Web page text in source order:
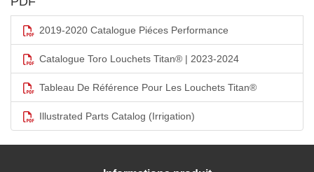
2019-2020 Catalogue Piéces Performance
Catalogue Toro Louchets Titan® | 2023-2024
Tableau De Référence Pour Les Louchets Titan®
Illustrated Parts Catalog (Irrigation)